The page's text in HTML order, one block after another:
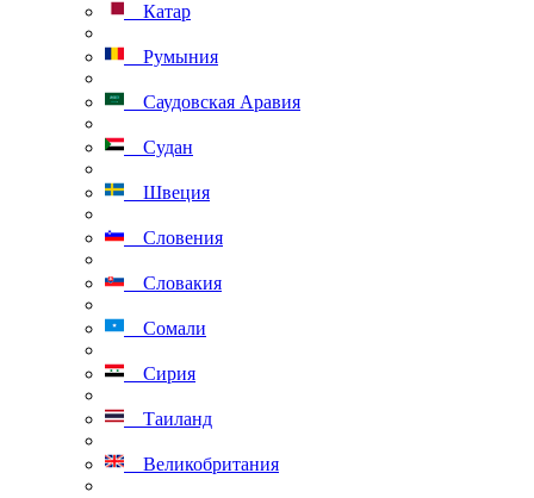
Катар
Румыния
Саудовская Аравия
Судан
Швеция
Словения
Словакия
Сомали
Сирия
Таиланд
Великобритания